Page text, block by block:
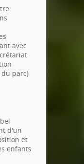
avec
parc)
d'un
et
enfants